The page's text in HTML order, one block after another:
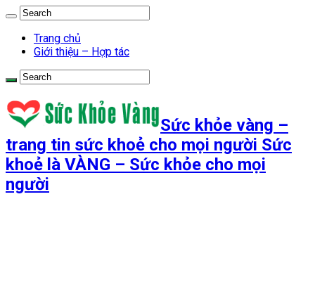
Trang chủ
Giới thiệu – Hợp tác
Sức khỏe vàng –
trang tin sức khoẻ cho mọi người Sức
khoẻ là VÀNG – Sức khỏe cho mọi
người